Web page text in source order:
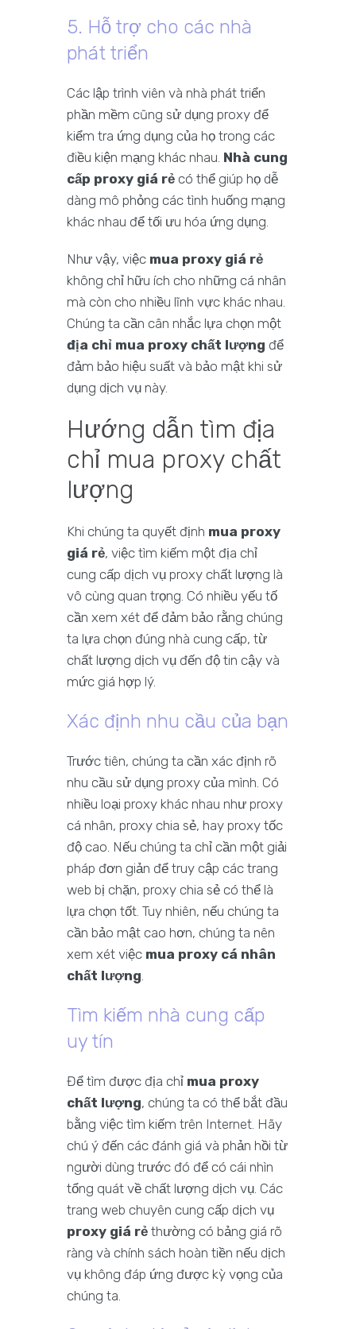
5. Hỗ trợ cho các nhà
phát triển
Các lập trình viên và nhà phát triển
phần mềm cũng sử dụng proxy để
kiểm tra ứng dụng của họ trong các
điều kiện mạng khác nhau. Nhà cung
cấp proxy giá rẻ có thể giúp họ dễ
dàng mô phỏng các tình huống mạng
khác nhau để tối ưu hóa ứng dụng.
Như vậy, việc mua proxy giá rẻ
không chỉ hữu ích cho những cá nhân
mà còn cho nhiều lĩnh vực khác nhau.
Chúng ta cần cân nhắc lựa chọn một
địa chỉ mua proxy chất lượng để
đảm bảo hiệu suất và bảo mật khi sử
dụng dịch vụ này.
Hướng dẫn tìm địa
chỉ mua proxy chất
lượng
Khi chúng ta quyết định mua proxy
giá rẻ, việc tìm kiếm một địa chỉ
cung cấp dịch vụ proxy chất lượng là
vô cùng quan trọng. Có nhiều yếu tố
cần xem xét để đảm bảo rằng chúng
ta lựa chọn đúng nhà cung cấp, từ
chất lượng dịch vụ đến độ tin cậy và
mức giá hợp lý.
Xác định nhu cầu của bạn
Trước tiên, chúng ta cần xác định rõ
nhu cầu sử dụng proxy của mình. Có
nhiều loại proxy khác nhau như proxy
cá nhân, proxy chia sẻ, hay proxy tốc
độ cao. Nếu chúng ta chỉ cần một giải
pháp đơn giản để truy cập các trang
web bị chặn, proxy chia sẻ có thể là
lựa chọn tốt. Tuy nhiên, nếu chúng ta
cần bảo mật cao hơn, chúng ta nên
xem xét việc mua proxy cá nhân
chất lượng.
Tìm kiếm nhà cung cấp
uy tín
Để tìm được địa chỉ mua proxy
chất lượng, chúng ta có thể bắt đầu
bằng việc tìm kiếm trên Internet. Hãy
chú ý đến các đánh giá và phản hồi từ
người dùng trước đó để có cái nhìn
tổng quát về chất lượng dịch vụ. Các
trang web chuyên cung cấp dịch vụ
proxy giá rẻ thường có bảng giá rõ
ràng và chính sách hoàn tiền nếu dịch
vụ không đáp ứng được kỳ vọng của
chúng ta.